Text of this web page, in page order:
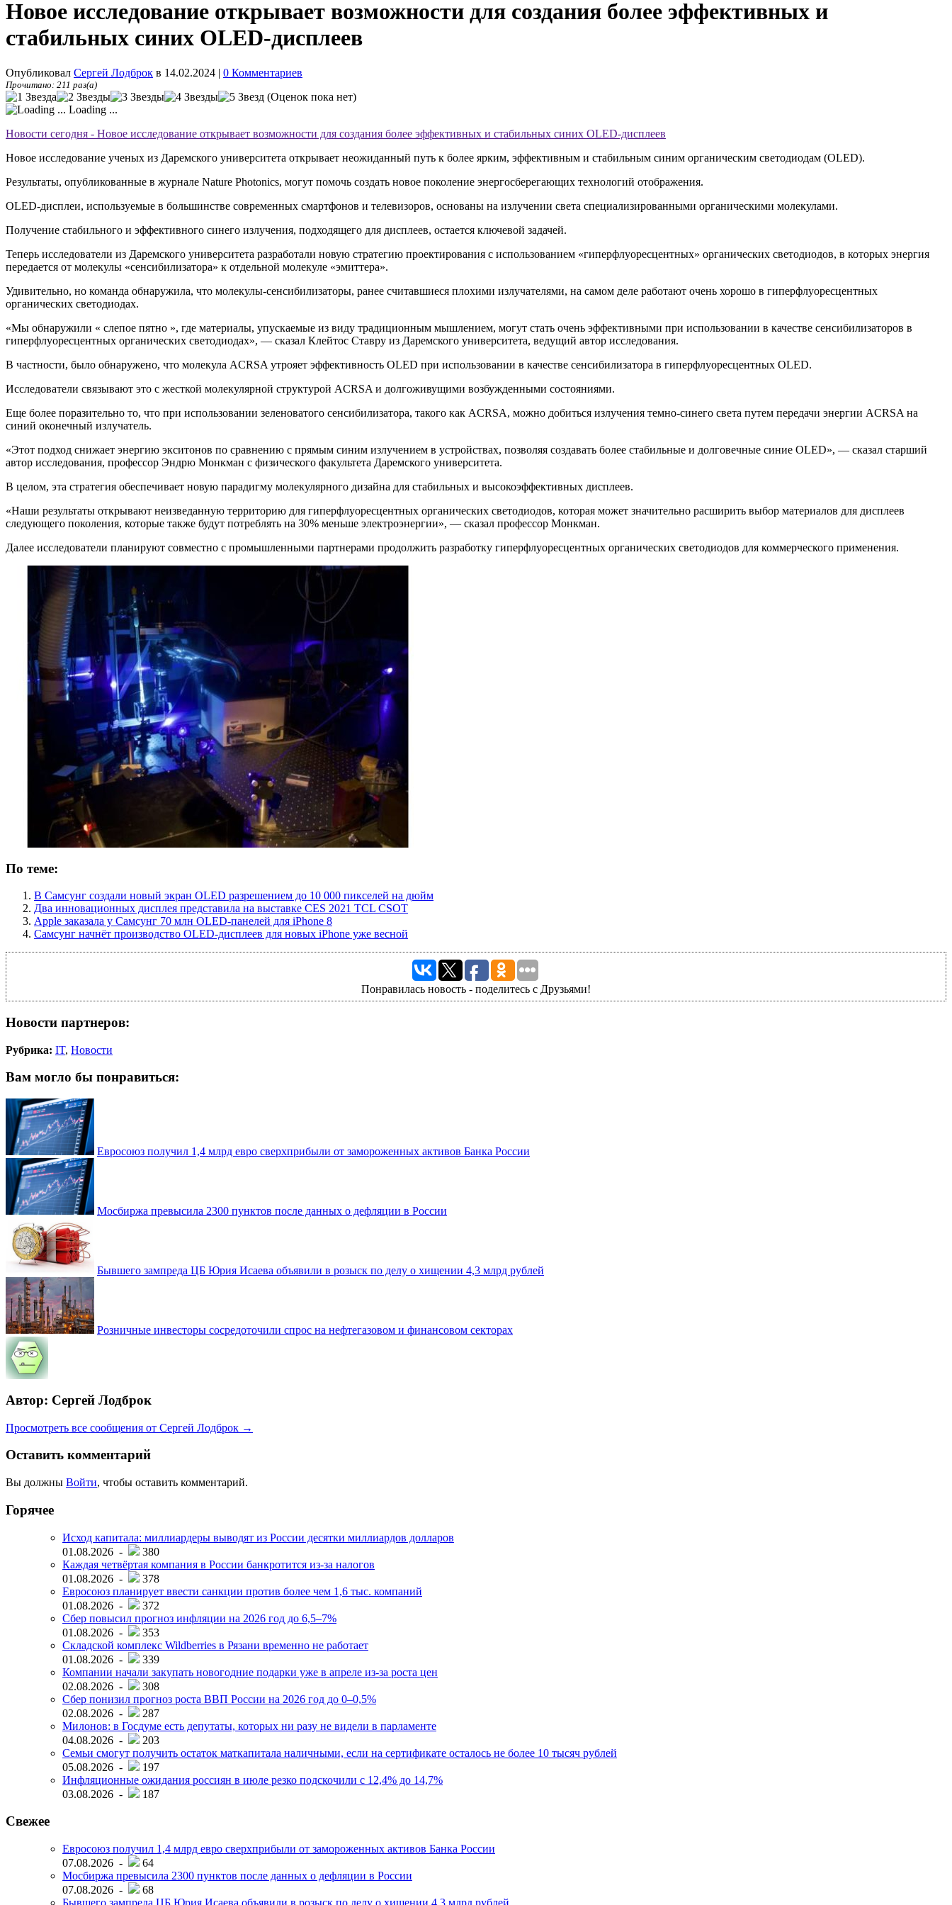
Новое исследование открывает возможности для создания более эффективных и
стабильных синих OLED-дисплеев
Опубликовал Сергей Лодброк в 14.02.2024 | 0 Комментариев
Прочитано: 211 раз(а)
(Оценок пока нет)
Loading ...
Новости сегодня - Новое исследование открывает возможности для создания более эффективных и стабильных синих OLED-дисплеев
Новое исследование ученых из Даремского университета открывает неожиданный путь к более ярким, эффективным и стабильным синим органическим светодиодам (OLED).
Результаты, опубликованные в журнале Nature Photonics, могут помочь создать новое поколение энергосберегающих технологий отображения.
OLED-дисплеи, используемые в большинстве современных смартфонов и телевизоров, основаны на излучении света специализированными органическими молекулами.
Получение стабильного и эффективного синего излучения, подходящего для дисплеев, остается ключевой задачей.
Теперь исследователи из Даремского университета разработали новую стратегию проектирования с использованием «гиперфлуоресцентных» органических светодиодов, в которых энергия
передается от молекулы «сенсибилизатора» к отдельной молекуле «эмиттера».
Удивительно, но команда обнаружила, что молекулы-сенсибилизаторы, ранее считавшиеся плохими излучателями, на самом деле работают очень хорошо в гиперфлуоресцентных
органических светодиодах.
«Мы обнаружили « слепое пятно », где материалы, упускаемые из виду традиционным мышлением, могут стать очень эффективными при использовании в качестве сенсибилизаторов в
гиперфлуоресцентных органических светодиодах», — сказал Клейтос Ставру из Даремского университета, ведущий автор исследования.
В частности, было обнаружено, что молекула ACRSA утрояет эффективность OLED при использовании в качестве сенсибилизатора в гиперфлуоресцентных OLED.
Исследователи связывают это с жесткой молекулярной структурой ACRSA и долгоживущими возбужденными состояниями.
Еще более поразительно то, что при использовании зеленоватого сенсибилизатора, такого как ACRSA, можно добиться излучения темно-синего света путем передачи энергии ACRSA на
синий оконечный излучатель.
«Этот подход снижает энергию экситонов по сравнению с прямым синим излучением в устройствах, позволяя создавать более стабильные и долговечные синие OLED», — сказал старший
автор исследования, профессор Эндрю Монкман с физического факультета Даремского университета.
В целом, эта стратегия обеспечивает новую парадигму молекулярного дизайна для стабильных и высокоэффективных дисплеев.
«Наши результаты открывают неизведанную территорию для гиперфлуоресцентных органических светодиодов, которая может значительно расширить выбор материалов для дисплеев
следующего поколения, которые также будут потреблять на 30% меньше электроэнергии», — сказал профессор Монкман.
Далее исследователи планируют совместно с промышленными партнерами продолжить разработку гиперфлуоресцентных органических светодиодов для коммерческого применения.
По теме:
В Самсунг создали новый экран OLED разрешением до 10 000 пикселей на дюйм
Два инновационных дисплея представила на выставке CES 2021 TCL CSOT
Apple заказала у Самсунг 70 млн OLED-панелей для iPhone 8
Самсунг начнёт производство OLED-дисплеев для новых iPhone уже весной
Понравилась новость - поделитесь с Друзьями!
Новости партнеров:
Рубрика: IT, Новости
Вам могло бы понравиться:
Евросоюз получил 1,4 млрд евро сверхприбыли от замороженных активов Банка России
Мосбиржа превысила 2300 пунктов после данных о дефляции в России
Бывшего зампреда ЦБ Юрия Исаева объявили в розыск по делу о хищении 4,3 млрд рублей
Розничные инвесторы сосредоточили спрос на нефтегазовом и финансовом секторах
Автор: Сергей Лодброк
Просмотреть все сообщения от Сергей Лодброк →
Оставить комментарий
Вы должны Войти, чтобы оставить комментарий.
Горячее
Исход капитала: миллиардеры выводят из России десятки миллиардов долларов
01.08.2026 -
380
Каждая четвёртая компания в России банкротится из-за налогов
01.08.2026 -
378
Евросоюз планирует ввести санкции против более чем 1,6 тыс. компаний
01.08.2026 -
372
Сбер повысил прогноз инфляции на 2026 год до 6,5–7%
01.08.2026 -
353
Складской комплекс Wildberries в Рязани временно не работает
01.08.2026 -
339
Компании начали закупать новогодние подарки уже в апреле из-за роста цен
02.08.2026 -
308
Сбер понизил прогноз роста ВВП России на 2026 год до 0–0,5%
02.08.2026 -
287
Милонов: в Госдуме есть депутаты, которых ни разу не видели в парламенте
04.08.2026 -
203
Семьи смогут получить остаток маткапитала наличными, если на сертификате осталось не более 10 тысяч рублей
05.08.2026 -
197
Инфляционные ожидания россиян в июле резко подскочили с 12,4% до 14,7%
03.08.2026 -
187
Свежее
Евросоюз получил 1,4 млрд евро сверхприбыли от замороженных активов Банка России
07.08.2026 -
64
Мосбиржа превысила 2300 пунктов после данных о дефляции в России
07.08.2026 -
68
Бывшего зампреда ЦБ Юрия Исаева объявили в розыск по делу о хищении 4,3 млрд рублей